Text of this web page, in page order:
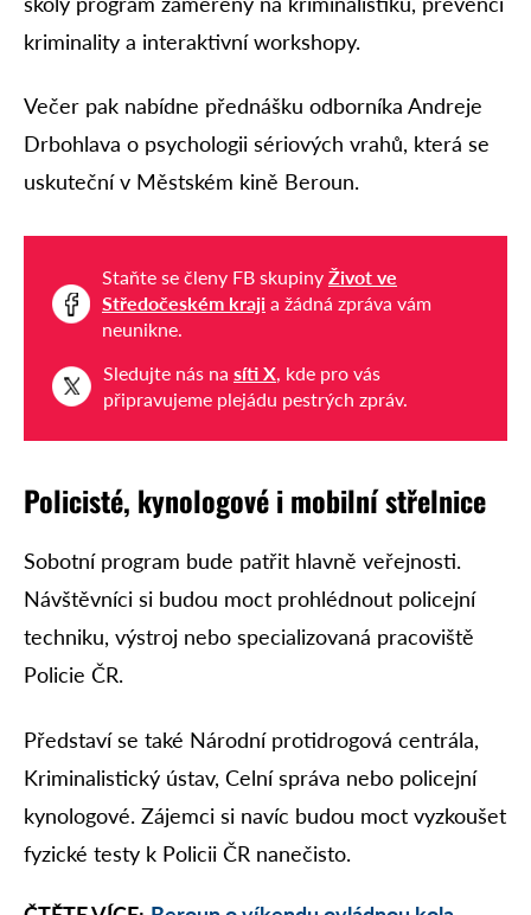
kriminality a interaktivní workshopy.
Večer pak nabídne přednášku odborníka Andreje
Drbohlava o psychologii sériových vrahů, která se
uskuteční v Městském kině Beroun.
Staňte se členy FB skupiny Život ve
Středočeském kraji a žádná zpráva vám
neunikne.
Sledujte nás na síti X, kde pro vás
připravujeme plejádu pestrých zpráv.
Policisté, kynologové i mobilní střelnice
Sobotní program bude patřit hlavně veřejnosti.
Návštěvníci si budou moct prohlédnout policejní
techniku, výstroj nebo specializovaná pracoviště
Policie ČR.
Představí se také Národní protidrogová centrála,
Kriminalistický ústav, Celní správa nebo policejní
kynologové. Zájemci si navíc budou moct vyzkoušet
fyzické testy k Policii ČR nanečisto.